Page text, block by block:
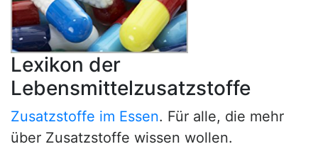
Lexikon der
Lebensmittelzusatzstoffe
Zusatzstoffe im Essen. Für alle, die mehr
über Zusatzstoffe wissen wollen.